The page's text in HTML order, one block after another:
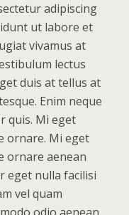
adipiscing
ut labore et
vivamus at
lectus
duis at tellus at
Enim neque
quis. Mi eget
ornare. Mi eget
ornare aenean
eget nulla facilisi
vel quam